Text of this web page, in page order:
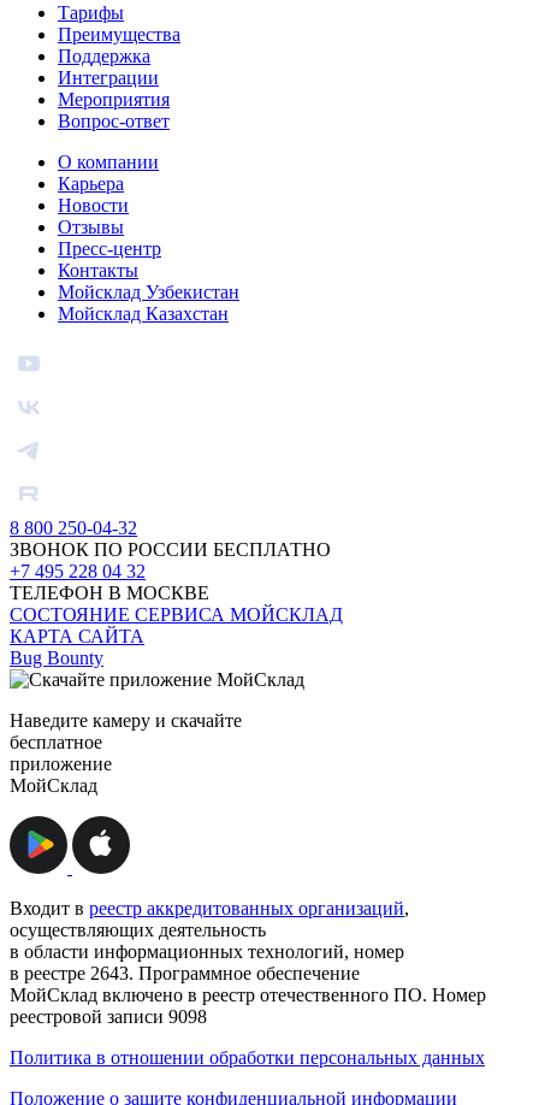
Тарифы
Преимущества
Поддержка
Интеграции
Мероприятия
Вопрос-ответ
О компании
Карьера
Новости
Отзывы
Пресс-центр
Контакты
Мойсклад Узбекистан
Мойсклад Казахстан
8 800 250-04-32
ЗВОНОК ПО РОССИИ БЕСПЛАТНО
+7 495 228 04 32
ТЕЛЕФОН В МОСКВЕ
СОСТОЯНИЕ СЕРВИСА МОЙСКЛАД
КАРТА САЙТА
Bug Bounty
Наведите камеру и скачайте
бесплатное
приложение
МойСклад
Входит в реестр аккредитованных организаций,
осуществляющих деятельность
в области информационных технологий, номер
в реестре 2643. Программное обеспечение
МойСклад включено в реестр отечественного ПО. Номер
реестровой записи 9098
Политика в отношении обработки персональных данных
Положение о защите конфиденциальной информации